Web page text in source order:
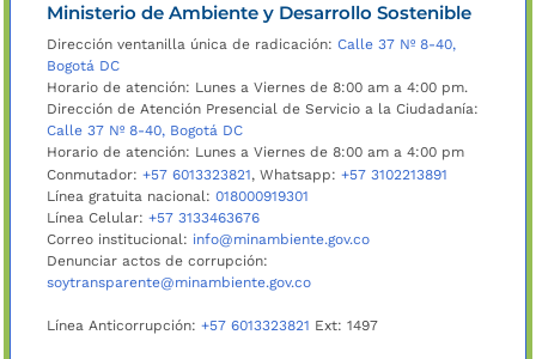
Ministerio de Ambiente y Desarrollo Sostenible
Dirección ventanilla única de radicación: Calle 37 Nº 8-40,
Bogotá DC
Horario de atención: Lunes a Viernes de 8:00 am a 4:00 pm.
Dirección de Atención Presencial de Servicio a la Ciudadanía:
Calle 37 Nº 8-40, Bogotá DC
Horario de atención: Lunes a Viernes de 8:00 am a 4:00 pm
Conmutador: +57 6013323821, Whatsapp: +57 3102213891
Línea gratuita nacional: 018000919301
Línea Celular: +57 3133463676
Correo institucional: info@minambiente.gov.co
Denunciar actos de corrupción:
soytransparente@minambiente.gov.co
Línea Anticorrupción: +57 6013323821 Ext: 1497